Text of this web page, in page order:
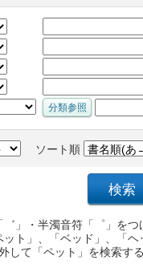
ソート順
」・半濁音符「゜」を
ット」、「ベッド」、「
して「ペット」を検索